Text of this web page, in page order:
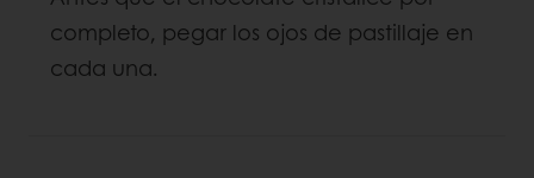
completo, pegar los ojos de pastillaje en
cada una.